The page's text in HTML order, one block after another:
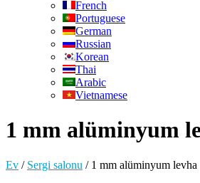
French
Portuguese
German
Russian
Korean
Thai
Arabic
Vietnamese
1 mm alüminyum
Ev / Sergi salonu / 1 mm alüminyum levha